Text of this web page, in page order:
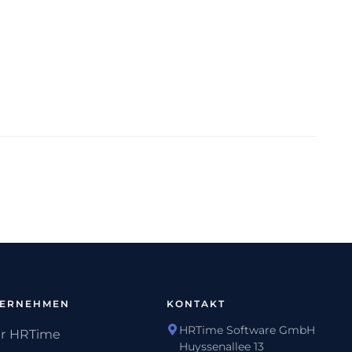
HRTime
KONTAKT
HRTime Software GmbH
Huyssenallee 13